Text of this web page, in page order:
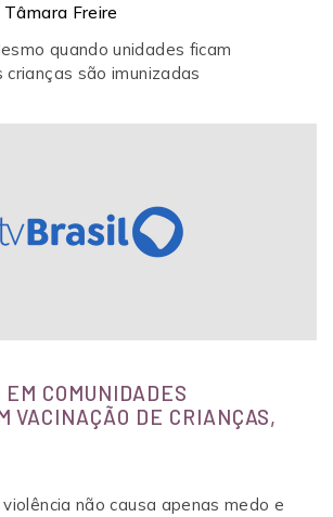
Freire
quando unidades ficam
são imunizadas
EM COMUNIDADES
VACINAÇÃO DE CRIANÇAS,
não causa apenas medo e